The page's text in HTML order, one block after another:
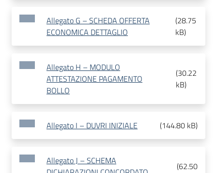
Allegato G – SCHEDA OFFERTA
ECONOMICA DETTAGLIO
(28.75
kB)
Allegato H – MODULO
ATTESTAZIONE PAGAMENTO
BOLLO
(30.22
kB)
Allegato I – DUVRI INIZIALE (144.80 kB)
Allegato J – SCHEMA
(62.50